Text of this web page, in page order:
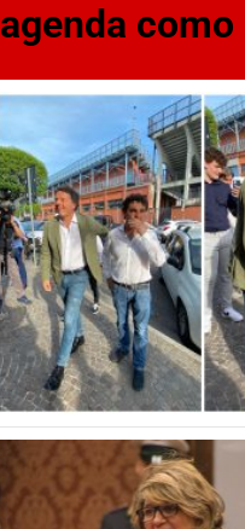
agenda como